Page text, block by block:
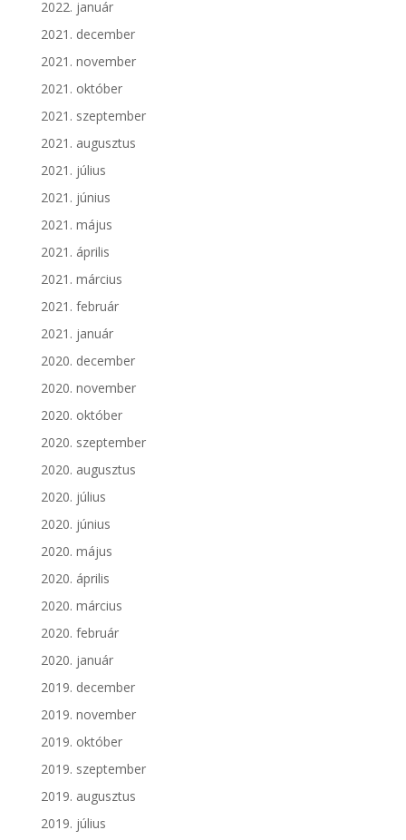
2022. január
2021. december
2021. november
2021. október
2021. szeptember
2021. augusztus
2021. július
2021. június
2021. május
2021. április
2021. március
2021. február
2021. január
2020. december
2020. november
2020. október
2020. szeptember
2020. augusztus
2020. július
2020. június
2020. május
2020. április
2020. március
2020. február
2020. január
2019. december
2019. november
2019. október
2019. szeptember
2019. augusztus
2019. július